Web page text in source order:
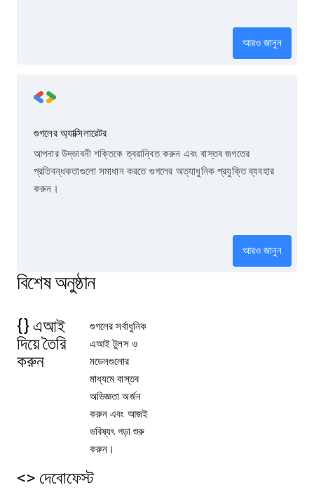
আরও জানুন
গুগলের অ্যাক্সিলারেটর
আপনার উদ্ভাবনী শক্তিকে ত্বরান্বিত করুন এবং বাস্তব জগতের
প্রতিবন্ধকতাগুলো সমাধান করতে গুগলের অত্যাধুনিক প্রযুক্তি ব্যবহার
করুন।
আরও জানুন
বিশেষ অনুষ্ঠান
{} এআই
দিয়ে তৈরি
করুন
গুগলের সর্বাধুনিক
এআই টুলস ও
মডেলগুলোর
মাধ্যমে বাস্তব
অভিজ্ঞতা অর্জন
করুন এবং আজই
ভবিষ্যৎ গড়া শুরু
করুন।
<> দেবোফেস্ট